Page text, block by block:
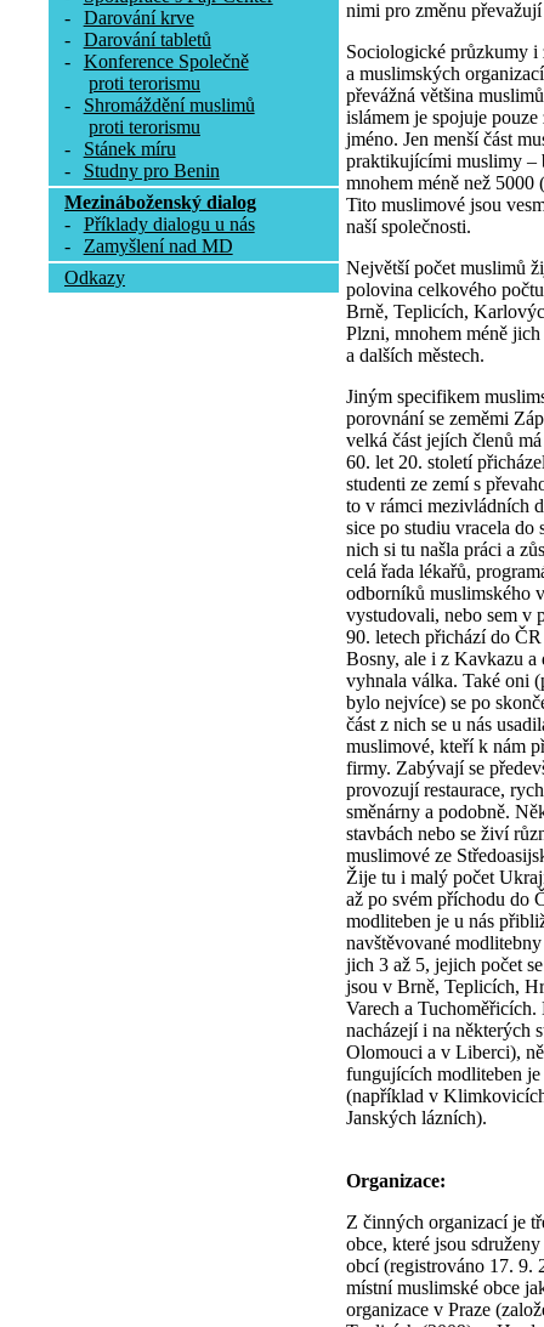
-
Darování krve
-
Darování tabletů
-
Konference Společně
proti terorismu
-
Shromáždění muslimů
proti terorismu
-
Stánek míru
-
Studny pro Benin
Mezináboženský dialog
-
Příklady dialogu u nás
-
Zamyšlení nad MD
Odkazy
nimi pro změnu převažují
Sociologické průzkumy i
a muslimských
převážná většina
islámem je spojuje
jméno. Jen menší část
praktikujícími muslimy –
mnohem méně než
Tito muslimové jsou
naší společnosti.
Největší počet muslimů
polovina celkového
Brně, Teplicích,
Plzni, mnohem méně
a dalších městech.
Jiným specifikem
porovnání se zeměmi
velká část jejích členů
60. let 20. století
studenti ze zemí s
to v rámci mezivládních
sice po studiu vracela do
nich si tu našla práci a
celá řada lékařů,
odborníků muslimského
vystudovali, nebo sem v
90. letech přichází do
Bosny, ale i z Kavkazu a
vyhnala válka. Také oni
bylo nejvíce) se po
část z nich se u nás
muslimové, kteří k nám
firmy. Zabývají se
provozují restaurace,
směnárny a podobně.
stavbách nebo se živí
muslimové ze
Žije tu i malý počet
až po svém příchodu do
modliteben je u nás
navštěvované
jich 3 až 5, jejich počet
jsou v Brně, Teplicích,
Varech a
nacházejí i na některých
Olomouci a v Liberci),
fungujících modliteben
(například v
Janských lázních).
Organizace:
Z činných organizací je
obce, které jsou
obcí (registrováno 17. 9.
místní muslimské obce
organizace v Praze